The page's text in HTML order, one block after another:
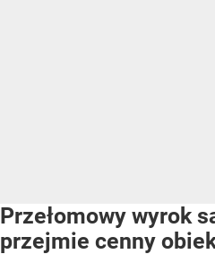
Przełomowy wyrok
przejmie cenny